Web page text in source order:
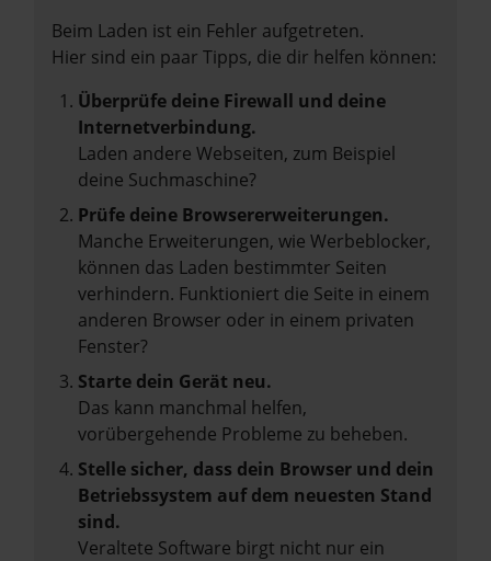
Beim Laden ist ein Fehler aufgetreten.
Hier sind ein paar Tipps, die dir helfen können:
Überprüfe deine Firewall und deine
Internetverbindung.
Laden andere Webseiten, zum Beispiel
deine Suchmaschine?
Prüfe deine Browsererweiterungen.
Manche Erweiterungen, wie Werbeblocker,
können das Laden bestimmter Seiten
verhindern. Funktioniert die Seite in einem
anderen Browser oder in einem privaten
Fenster?
Starte dein Gerät neu.
Das kann manchmal helfen,
vorübergehende Probleme zu beheben.
Stelle sicher, dass dein Browser und dein
Betriebssystem auf dem neuesten Stand
sind.
Veraltete Software birgt nicht nur ein